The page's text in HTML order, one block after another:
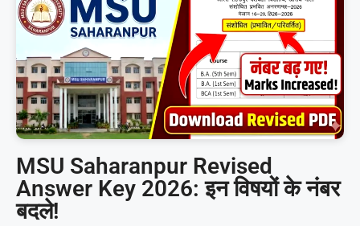
MSU Saharanpur Revised
Answer Key 2026: इन विषयों के नंबर
बदले!